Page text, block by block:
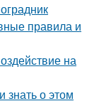
правила и
на
знать о этом